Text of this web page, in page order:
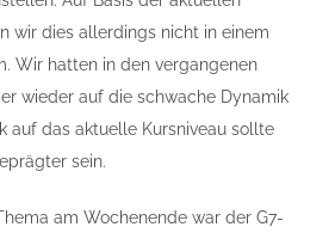
wir dies allerdings nicht in einem
Wir hatten in den vergangenen
wieder auf die schwache Dynamik
auf das aktuelle Kursniveau sollte
sein.
am Wochenende war der G7-